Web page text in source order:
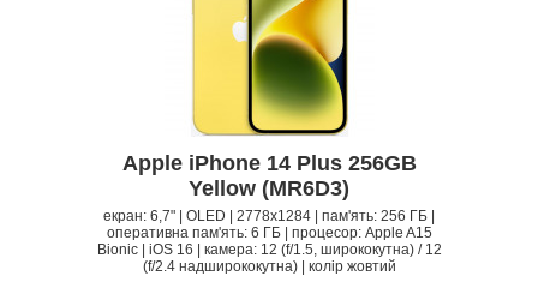
Apple iPhone 14 Plus 256GB
Yellow (MR6D3)
екран: 6,7" | OLED | 2778x1284 | пам'ять: 256 ГБ |
оперативна пам'ять: 6 ГБ | процесор: Apple A15
Bionic | iOS 16 | камера: 12 (f/1.5, ширококутна) / 12
(f/2.4 надширококутна) | колір жовтий